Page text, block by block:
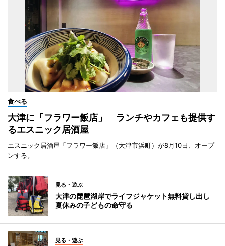
食べる
大津に「フラワー飯店」 ランチやカフェも提供す
るエスニック居酒屋
エスニック居酒屋「フラワー飯店」（大津市浜町）が8月10日、オープ
ンする。
見る・遊ぶ
大津の琵琶湖岸でライフジャケット無料貸し出し
夏休みの子どもの命守る
見る・遊ぶ